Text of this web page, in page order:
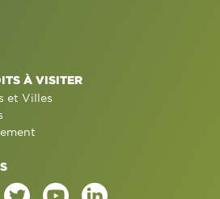
À VISITER
et Villes